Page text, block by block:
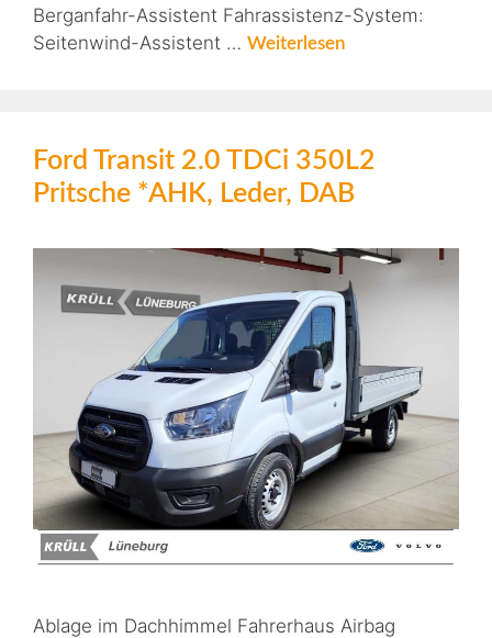
Berganfahr-Assistent Fahrassistenz-System:
Seitenwind-Assistent … Weiterlesen
Ford Transit 2.0 TDCi 350L2
Pritsche *AHK, Leder, DAB
Ablage im Dachhimmel Fahrerhaus Airbag